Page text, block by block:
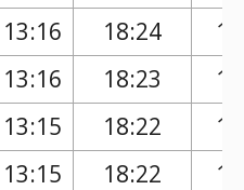
13:16 18:24
13:16 18:23
13:15 18:22
13:15 18:22